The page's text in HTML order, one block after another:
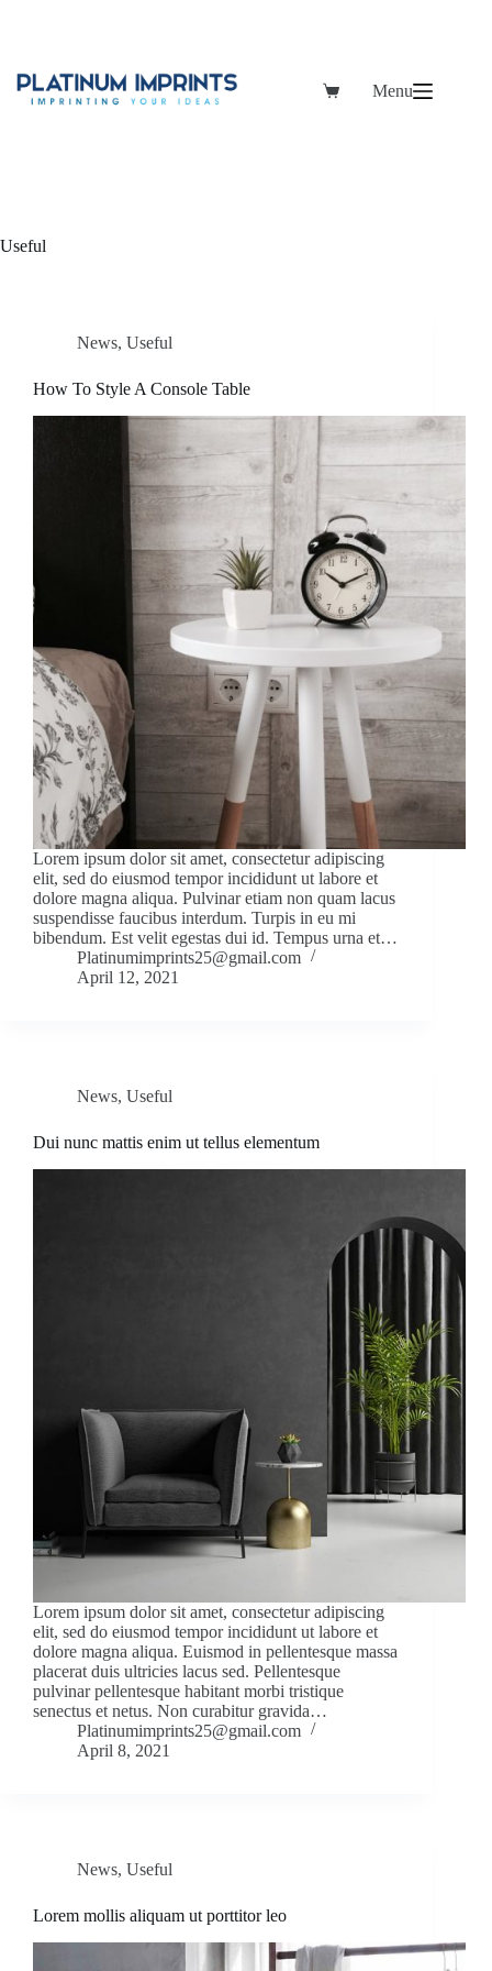
ShoppingMenu
Useful
News, Useful
How To Style A Console Table
Lorem ipsum dolor sit amet, consectetur adipiscing
elit, sed do eiusmod tempor incididunt ut labore et
dolore magna aliqua. Pulvinar etiam non quam lacus
suspendisse faucibus interdum. Turpis in eu mi
bibendum. Est velit egestas dui id. Tempus urna et…
Platinumimprints25@gmail.com
April 12, 2021
News, Useful
Dui nunc mattis enim ut tellus elementum
Lorem ipsum dolor sit amet, consectetur adipiscing
elit, sed do eiusmod tempor incididunt ut labore et
dolore magna aliqua. Euismod in pellentesque massa
placerat duis ultricies lacus sed. Pellentesque
pulvinar pellentesque habitant morbi tristique
senectus et netus. Non curabitur gravida…
Platinumimprints25@gmail.com
April 8, 2021
News, Useful
Lorem mollis aliquam ut porttitor leo